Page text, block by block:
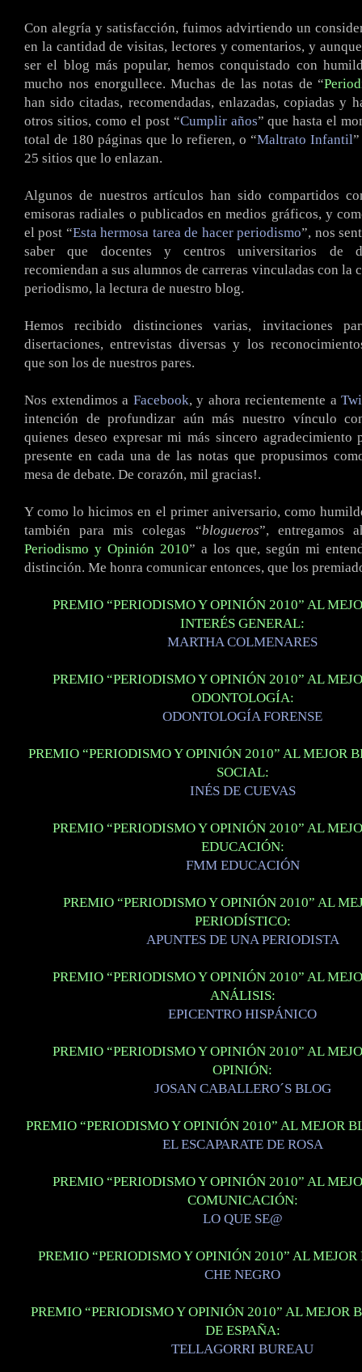
Con alegría y satisfacción, fuimos advirtiendo un
en la cantidad de visitas, lectores y comentarios, y
ser el blog más popular, hemos conquistado con
mucho nos enorgullece. Muchas de las notas de “
han sido citadas, recomendadas, enlazadas, copiadas y
otros sitios, como el post “Cumplir años” que hasta el
total de 180 páginas que lo refieren, o “Maltrato Infantil
25 sitios que lo enlazan.
Algunos de nuestros artículos han sido compartidos
emisoras radiales o publicados en medios gráficos, y
el post “Esta hermosa tarea de hacer periodismo”, nos
saber que docentes y centros universitarios de
recomiendan a sus alumnos de carreras vinculadas con la
periodismo, la lectura de nuestro blog.
Hemos recibido distinciones varias, invitaciones
disertaciones, entrevistas diversas y los
que son los de nuestros pares.
Nos extendimos a Facebook, y ahora recientemente a
intención de profundizar aún más nuestro vínculo
quienes deseo expresar mi más sincero agradecimiento
presente en cada una de las notas que propusimos
mesa de debate. De corazón, mil gracias!.
Y como lo hicimos en el primer aniversario, como
también para mis colegas “blogueros”, entregamos
Periodismo y Opinión 2010” a los que, según mi
distinción. Me honra comunicar entonces, que los
PREMIO “PERIODISMO Y OPINIÓN 2010” AL
INTERÉS GENERAL:
MARTHA COLMENARES
PREMIO “PERIODISMO Y OPINIÓN 2010” AL
ODONTOLOGÍA:
ODONTOLOGÍA FORENSE
PREMIO “PERIODISMO Y OPINIÓN 2010” AL MEJOR
SOCIAL:
INÉS DE CUEVAS
PREMIO “PERIODISMO Y OPINIÓN 2010” AL
EDUCACIÓN:
FMM EDUCACIÓN
PREMIO “PERIODISMO Y OPINIÓN 2010” AL
PERIODÍSTICO:
APUNTES DE UNA PERIODISTA
PREMIO “PERIODISMO Y OPINIÓN 2010” AL
ANÁLISIS:
EPICENTRO HISPÁNICO
PREMIO “PERIODISMO Y OPINIÓN 2010” AL
OPINIÓN:
JOSAN CABALLERO´S BLOG
PREMIO “PERIODISMO Y OPINIÓN 2010” AL MEJOR
EL ESCAPARATE DE ROSA
PREMIO “PERIODISMO Y OPINIÓN 2010” AL
COMUNICACIÓN:
LO QUE SE@
PREMIO “PERIODISMO Y OPINIÓN 2010” AL
CHE NEGRO
PREMIO “PERIODISMO Y OPINIÓN 2010” AL MEJOR
DE ESPAÑA:
TELLAGORRI BUREAU